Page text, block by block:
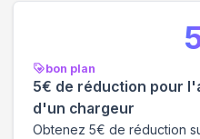
bon plan
5€ de réduction pour
d'un chargeur
Obtenez 5€ de réduction